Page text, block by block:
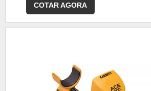
COTAR AGORA